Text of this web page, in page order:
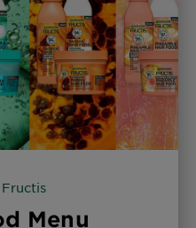
Menu